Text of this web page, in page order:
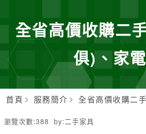
全省高價收購二
俱)、家電
首頁 服務簡介 全省高價收購二
瀏覽次數:388 by: 二手家具